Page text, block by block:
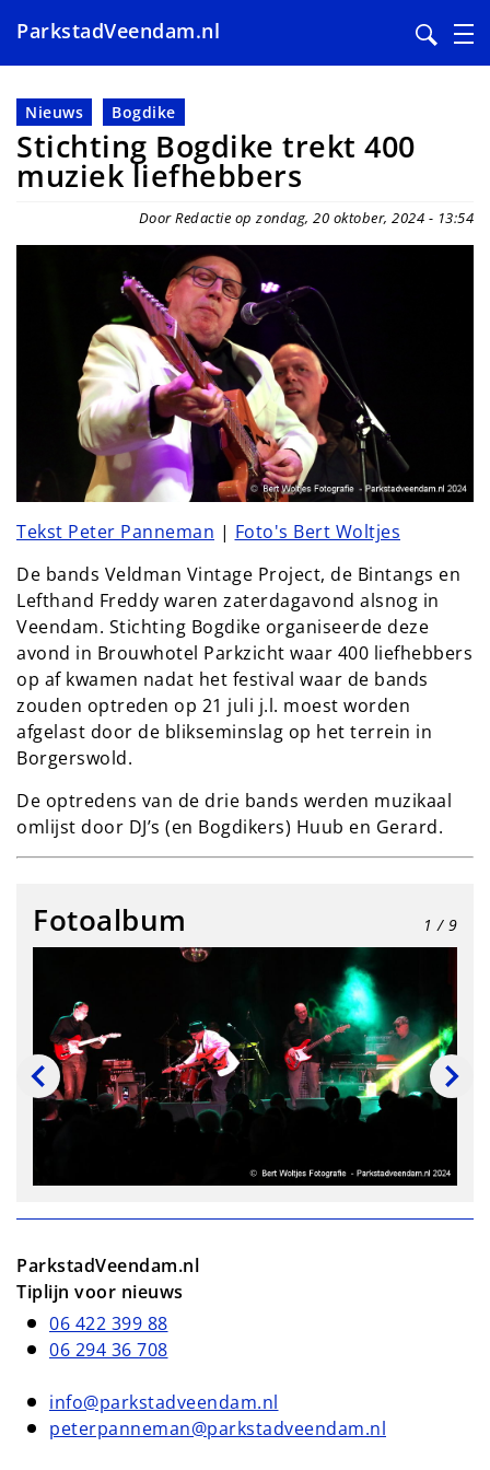
en
naar
de
inhoud
ParkstadVeendam.nl
Nieuws Bogdike
Stichting Bogdike trekt 400
muziek liefhebbers
Door Redactie op zondag, 20 oktober, 2024 - 13:54
Tekst Peter Panneman | Foto's Bert Woltjes
De bands Veldman Vintage Project, de Bintangs en
Lefthand Freddy waren zaterdagavond alsnog in
Veendam. Stichting Bogdike organiseerde deze
avond in Brouwhotel Parkzicht waar 400 liefhebbers
op af kwamen nadat het festival waar de bands
zouden optreden op 21 juli j.l. moest worden
afgelast door de blikseminslag op het terrein in
Borgerswold.
De optredens van de drie bands werden muzikaal
omlijst door DJ’s (en Bogdikers) Huub en Gerard.
Fotoalbum 1 / 9
ParkstadVeendam.nl
Tiplijn voor nieuws
06 422 399 88
06 294 36 708
info@parkstadveendam.nl
peterpanneman@parkstadveendam.nl